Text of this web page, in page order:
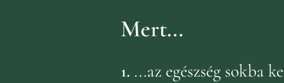
Mert...
1. ...az egészség sokba